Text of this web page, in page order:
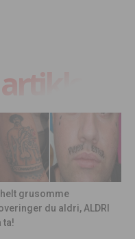
grusomme
du aldri, ALDRI
ta!